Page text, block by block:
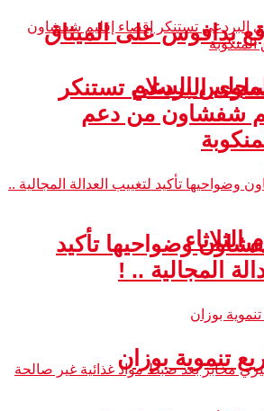
بدافوس على الميثاق
السلام
سلوى البردعي تستنكر
شفشاون من دعم
وضواحيها تأكيد
المجالية .. !
تنموية بوزان